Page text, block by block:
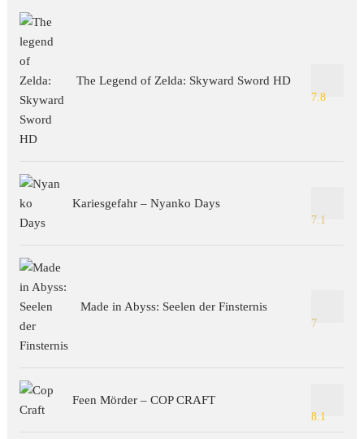
The Legend of Zelda: Skyward Sword HD
7.8
Kariesgefahr – Nyanko Days
7.1
Made in Abyss: Seelen der Finsternis
7
Feen Mörder – COP CRAFT
8.1